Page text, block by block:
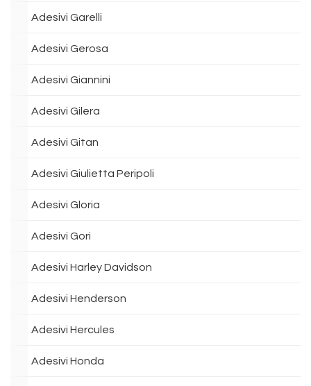
Adesivi Garelli
Adesivi Gerosa
Adesivi Giannini
Adesivi Gilera
Adesivi Gitan
Adesivi Giulietta Peripoli
Adesivi Gloria
Adesivi Gori
Adesivi Harley Davidson
Adesivi Henderson
Adesivi Hercules
Adesivi Honda